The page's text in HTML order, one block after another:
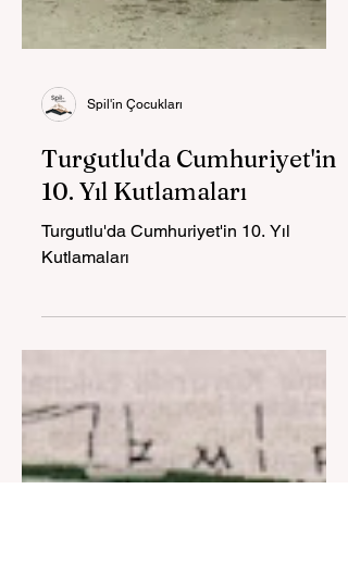
Turgutlu'da Cumhuriyet'in
Turgutlu'da Cumhuriyet'in 10. Yıl
Kutlamaları